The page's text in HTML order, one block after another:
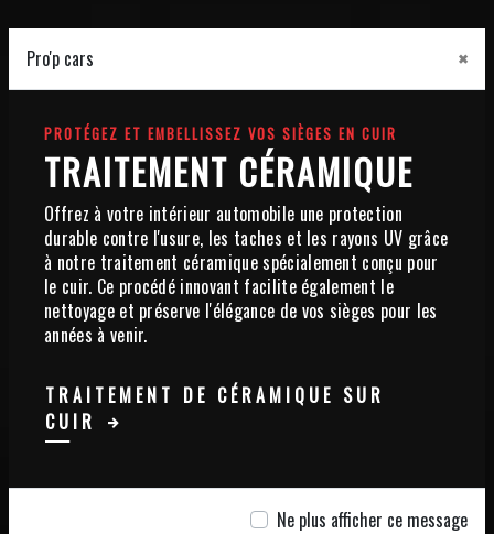
Pro'p cars ×
PROTÉGEZ ET EMBELLISSEZ VOS SIÈGES EN CUIR
TRAITEMENT CÉRAMIQUE
Offrez à votre intérieur automobile une protection
durable contre l'usure, les taches et les rayons UV grâce
à notre traitement céramique spécialement conçu pour
le cuir. Ce procédé innovant facilite également le
nettoyage et préserve l'élégance de vos sièges pour les
années à venir.
TRAITEMENT DE CÉRAMIQUE SUR
CUIR
Ne plus afficher ce message